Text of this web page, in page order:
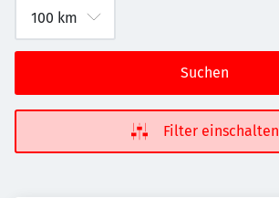
Suchen
Filter einschalten